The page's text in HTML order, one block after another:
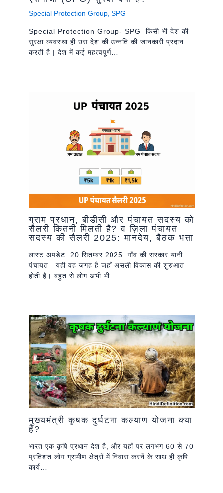
Special Protection Group, SPG
Special Protection Group- SPG किसी भी देश की
सुरक्षा व्यवस्था ही उस देश की उन्नति की जानकारी प्रदान
करती है | देश में कई महत्वपूर्ण…
ग्राम प्रधान, बीडीसी और पंचायत सदस्य को
सैलरी कितनी मिलती है? व ज़िला पंचायत
सदस्य की सैलरी 2025: मानदेय, बैठक भत्ता
लास्ट अपडेट: 20 सितम्बर 2025: गाँव की सरकार यानी
पंचायत—यही वह जगह है जहाँ असली विकास की शुरुआत
होती है। बहुत से लोग अभी भी…
मुख्यमंत्री कृषक दुर्घटना कल्याण योजना क्या
है?
भारत एक कृषि प्रधान देश है, और यहाँ पर लगभग 60 से 70
प्रतिशत लोग ग्रामीण क्षेत्रों में निवास करनें के साथ ही कृषि
कार्य…